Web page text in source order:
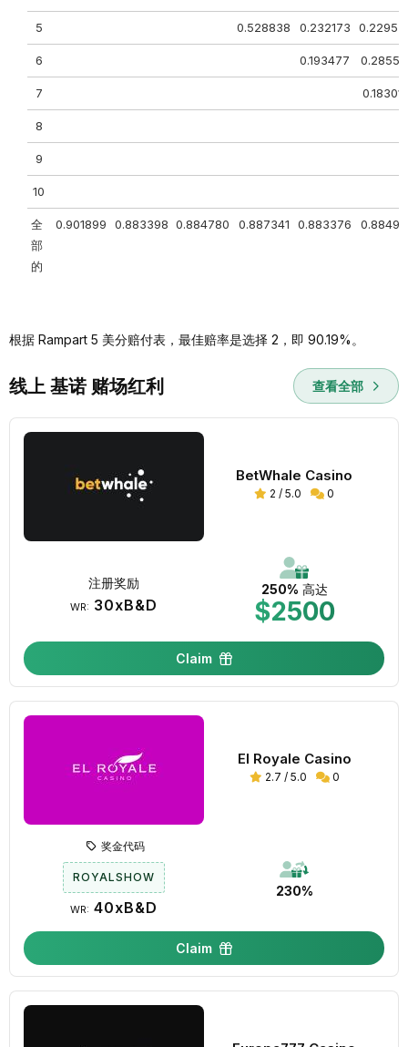
5 0.528838 0.232173
6 0.193477
7
8
9
10
全
部
的
0.901899 0.883398 0.884780 0.887341 0.883376
根据 Rampart 5 美分赔付表，最佳赔率是选择 2，即 90.19%。
线上 基诺 赌场红利 查看全部
BetWhale Casino
2 / 5.0 0
250% 高达
$2500
注册奖励
WR: 30xB&D
Claim
El Royale Casino
2.7 / 5.0 0
230%
奖金代码
ROYALSHOW
WR: 40xB&D
Claim